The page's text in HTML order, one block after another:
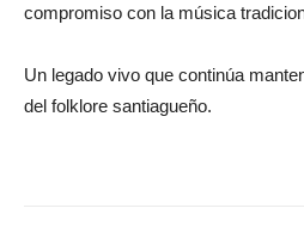
compromiso con la música
Un legado vivo que continúa
del folklore santiagueño.